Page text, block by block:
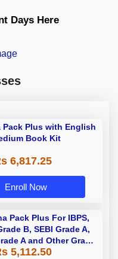
Days Here
Pack Plus with English
Book Kit
6,817.25
Enroll Now
Pack Plus For IBPS,
B, SEBI Grade A,
A and Other Grade
B Bank Exams
5,112.50